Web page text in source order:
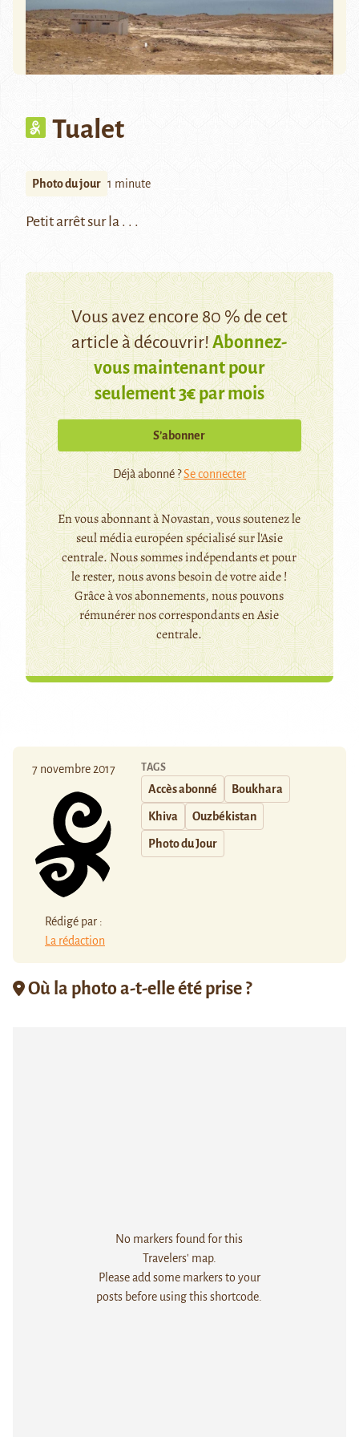
Tualet
Photo du jour 1 minute
Petit arrêt sur la . . .
Vous avez encore 80 % de cet
article à découvrir!Abonnez-
vous maintenant pour
seulement 3€ par mois
S’abonner
Déjà abonné ?Se connecter
En vous abonnant à Novastan, vous soutenez le
seul média européen spécialisé sur l'Asie
centrale. Nous sommes indépendants et pour
le rester, nous avons besoin de votre aide !
Grâce à vos abonnements, nous pouvons
rémunérer nos correspondants en Asie
centrale.
7 novembre 2017
Rédigé par :
La rédaction
TAGS
Accès abonné Boukhara
Khiva Ouzbékistan
Photo du Jour
Où la photo a-t-elle été prise ?
No markers found for this
Travelers' map.
Please add some markers to your
posts before using this shortcode.